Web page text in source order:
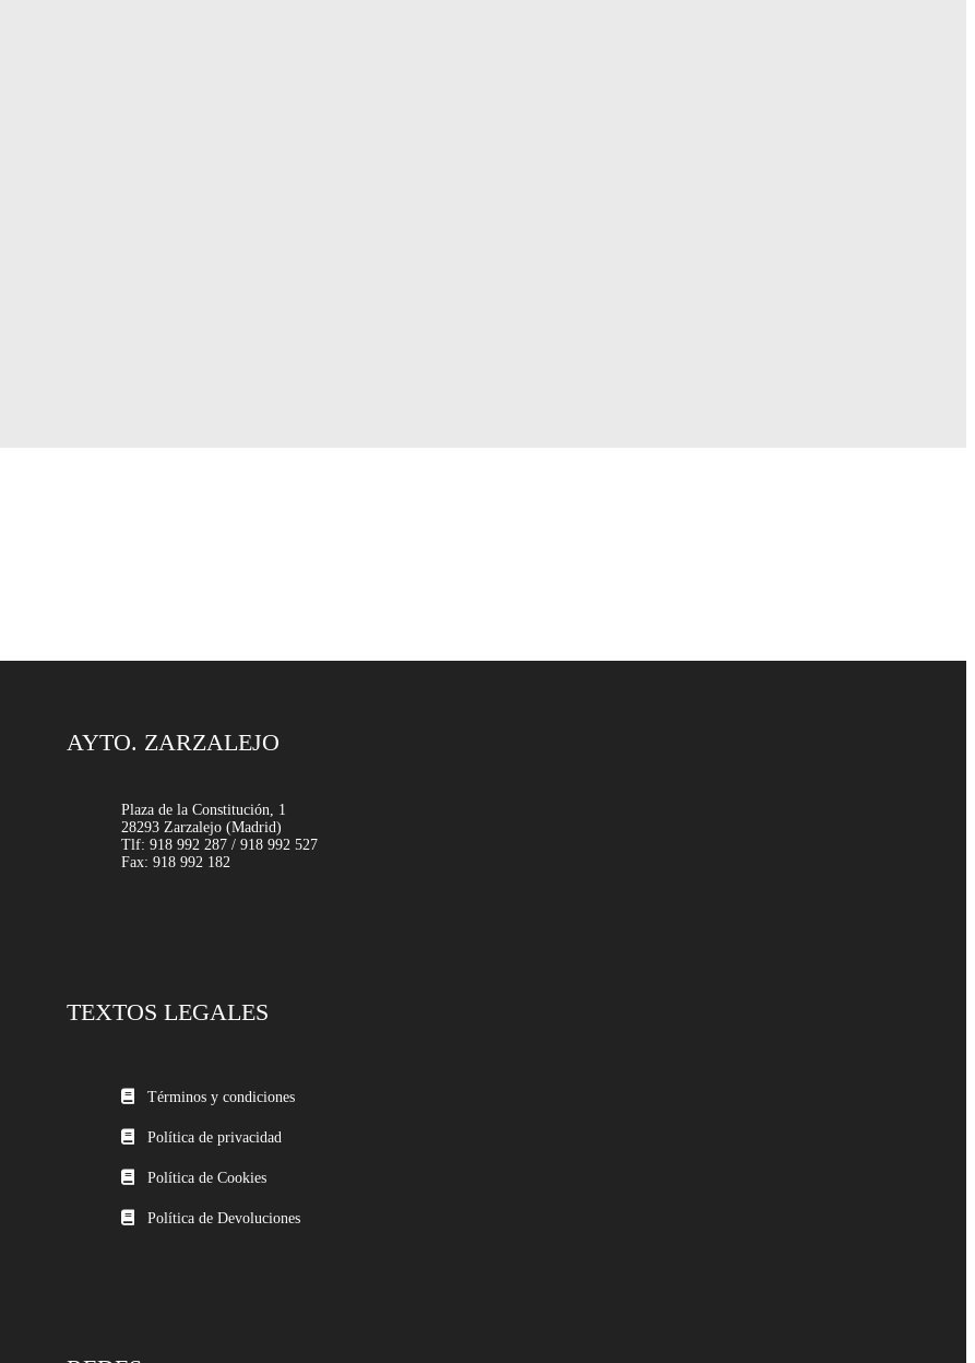
AYTO. ZARZALEJO
Plaza de la Constitución, 1
28293 Zarzalejo (Madrid)
Tlf: 918 992 287 / 918 992 527
Fax: 918 992 182
TEXTOS LEGALES
Términos y condiciones
Política de privacidad
Política de Cookies
Política de Devoluciones